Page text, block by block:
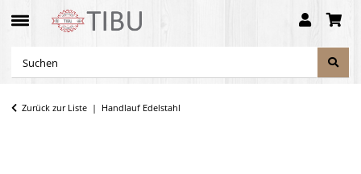
Zurück zur Liste Handlauf Edelstahl